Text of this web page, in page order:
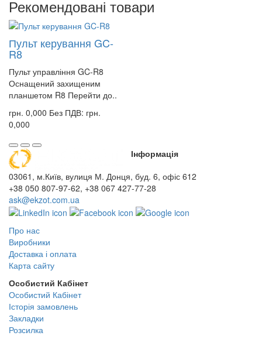
Рекомендовані товари
Пульт керування GC-
R8
Пульт управління GC-R8
Оснащений захищеним
планшетом R8 Перейти до..
грн. 0,000 Без ПДВ: грн.
0,000
03061, м.Київ, вулиця М. Донця, буд. 6, офіс 612
+38 050 807-97-62, +38 067 427-77-28
ask@ekzot.com.ua
Інформація
Про нас
Виробники
Доставка і оплата
Карта сайту
Особистий Кабінет
Особистий Кабінет
Історія замовлень
Закладки
Розсилка